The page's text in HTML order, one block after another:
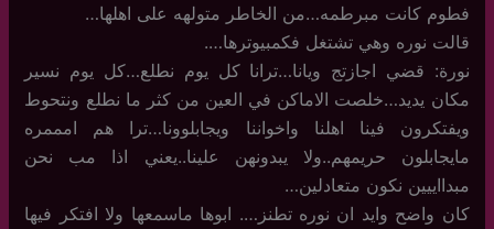
فطوم كانت مبرطمه…من الخاطر متولهه على اهلها…
قالت نوره وهي تشتغل فكمبيوترها….
نورة: قضي اجازتج ويانا…ترانا كل يوم نطلع…كل يوم نسير
مكان يديد…خلصت الاماكن في العين من كثر ما نطلع ونتحوط
ويفتكرون فينا اهلنا واخواننا ويجابلوونا…ترا هم امممره
مايجابلون حريمهم..ولا يبدونهن علينا..يعني اذا مب نحن
مبدااييين نكون متعادلين…
كان واضح وايد ان نوره تطنز…. ابوها ماسمعها ولا افتكر فيها